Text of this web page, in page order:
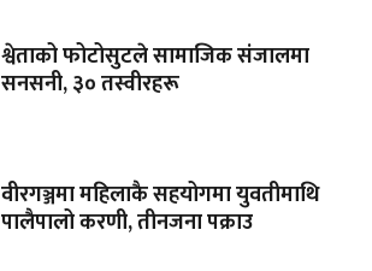
श्वेताको फोटोसुटले सामाजिक संजालमा
सनसनी, ३० तस्वीरहरू
वीरगञ्जमा महिलाकै सहयोगमा युवतीमाथि
पालैपालो करणी, तीनजना पक्राउ